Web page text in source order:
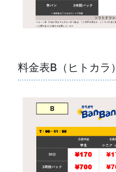
料金表B（ヒトカラ）